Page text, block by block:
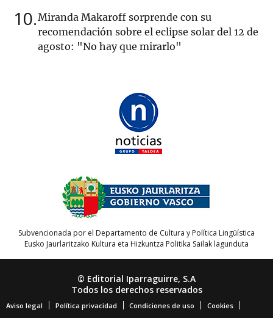
10 Miranda Makaroff sorprende con su
recomendación sobre el eclipse solar del 12 de
agosto: "No hay que mirarlo"
Subvencionada por el Departamento de Cultura y Política Lingüística
Eusko Jaurlaritzako Kultura eta Hizkuntza Politika Sailak lagunduta
© Editorial Iparraguirre, S.A
Todos los derechos reservados
Aviso legal Política privacidad Condiciones de uso Cookies